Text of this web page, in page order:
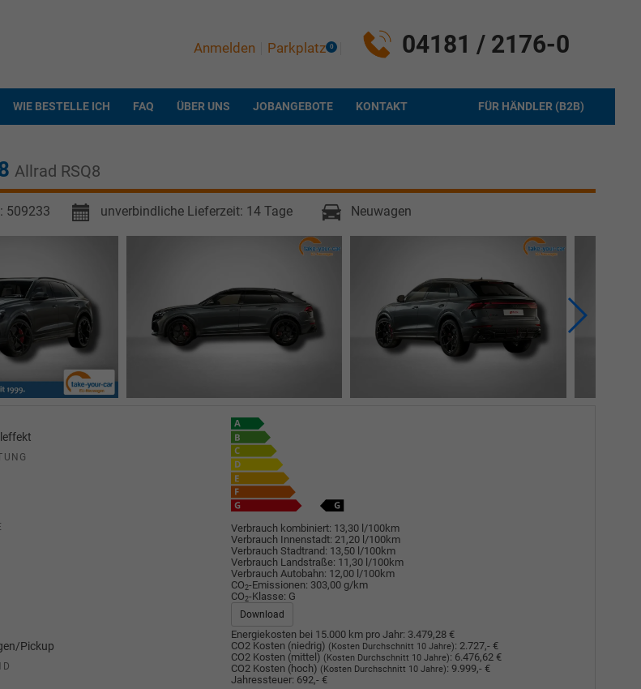
04181 / 2176-0
Anmelden Parkplatz 0
WIE BESTELLE ICH FAQ ÜBER UNS JOBANGEBOTE FÜR HÄNDLER (B2B)
KONTAKT
Allrad RSQ8
509233 unverbindliche Lieferzeit: 14 Tage Neuwagen
Pickup
Verbrauch kombiniert: 13,30 l/100km
Verbrauch Innenstadt: 21,20 l/100km
Verbrauch Stadtrand: 13,50 l/100km
Verbrauch Landstraße: 11,30 l/100km
Verbrauch Autobahn: 12,00 l/100km
CO2-Emissionen: 303,00 g/km
CO2-Klasse: G
Download
Energiekosten bei 15.000 km pro Jahr: 3.479,28 €
CO2 Kosten (niedrig) (Kosten Durchschnitt 10 Jahre): 2.727,- €
CO2 Kosten (mittel) (Kosten Durchschnitt 10 Jahre): 6.476,62 €
CO2 Kosten (hoch) (Kosten Durchschnitt 10 Jahre): 9.999,- €
Jahressteuer: 692,- €